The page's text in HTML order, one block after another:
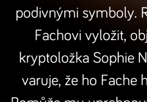
podivnými symboly.
Fachovi vyložit,
kryptoložka Sophie
varuje, že ho Fache